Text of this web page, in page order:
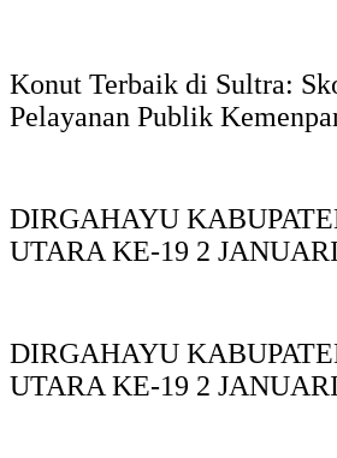
Konut Terbaik di Sultra:
Pelayanan Publik
DIRGAHAYU
UTARA KE-19 2
DIRGAHAYU
UTARA KE-19 2